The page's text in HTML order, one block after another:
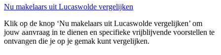
Nu makelaars uit Lucaswolde vergelijken
Klik op de knop ‘Nu makelaars uit Lucaswolde vergelijken’ om
jouw aanvraag in te dienen en specifieke vrijblijvende voorstellen te
ontvangen die je op je gemak kunt vergelijken.